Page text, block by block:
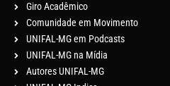
Giro Acadêmico
Comunidade em Movimento
UNIFAL-MG em Podcasts
UNIFAL-MG na Mídia
Autores UNIFAL-MG